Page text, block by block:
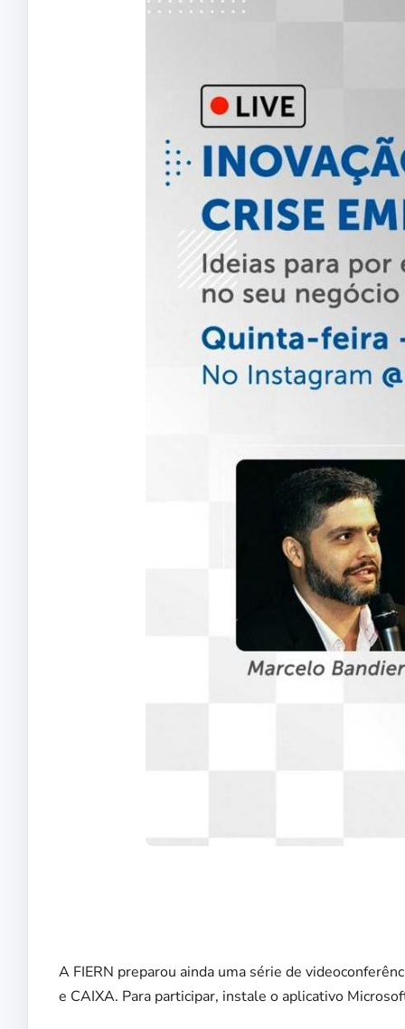
A FIERN preparou ainda uma série de
e CAIXA. Para participar, instale o aplicativo